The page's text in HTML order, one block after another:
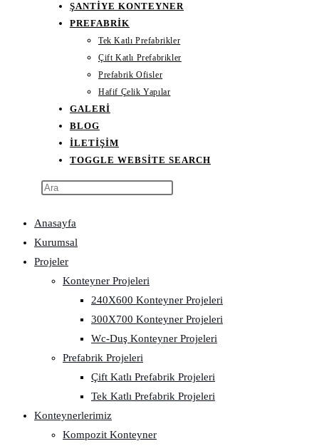
ŞANTIYE KONTEYNER
PREFABRIK
Tek Katlı Prefabrikler
Çift Katlı Prefabrikler
Prefabrik Ofisler
Hafif Çelik Yapılar
GALERI
BLOG
İLETIŞIM
TOGGLE WEBSITE SEARCH
Anasayfa
Kurumsal
Projeler
Konteyner Projeleri
240X600 Konteyner Projeleri
300X700 Konteyner Projeleri
Wc-Duş Konteyner Projeleri
Prefabrik Projeleri
Çift Katlı Prefabrik Projeleri
Tek Katlı Prefabrik Projeleri
Konteynerlerimiz
Kompozit Konteyner